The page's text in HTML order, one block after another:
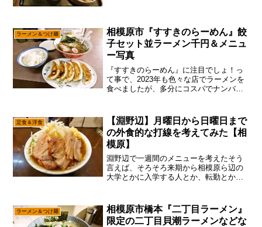
相模原で美味しい蕎麦っちゅ...
ラーメン＆つけ麺
相模原市『すすきのらーめん』餃
子セット並ラーメン千円＆メニュ
ー写真
『すすきのらーめん』に注目でしょ！っ
て事で、2023年も色々な店でラーメンを
食べましたが、多分にコスパでナンバー
上げ値上げでシンドイけれども、特にラ
ーメン界隈は値上げ幅...
定食＆洋食
【淵野辺】月曜日から日曜日まで
の外食的な打線を考えてみた【相
模原】
淵野辺で一週間のメニューを考えたそう
言えば、そろそろ来期から相模原ら辺の
大学とかに入学する人とか、転勤とかで
開拓しつくした筆者が、それとなく”淵野
辺外食ローテーショ...
ラーメン＆つけ麺
相模原市橋本『二丁目ラーメン』
限定の二丁目貝潮ラーメンなどな